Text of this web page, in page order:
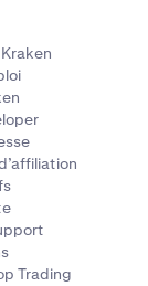
Trading